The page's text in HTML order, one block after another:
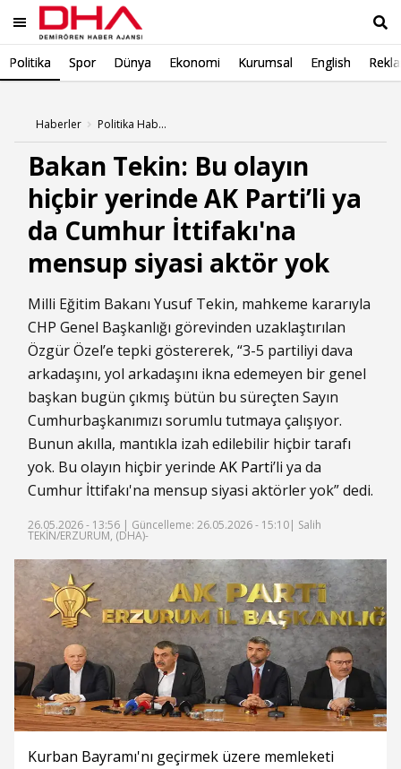
Politika Spor Dünya Ekonomi Kurumsal English
Haberler Politika Haberleri
Bakan Tekin: Bu olayın
hiçbir yerinde AK Parti’li ya
da Cumhur İttifakı'na
mensup siyasi aktör yok
Milli Eğitim Bakanı Yusuf Tekin, mahkeme kararıyla
CHP Genel Başkanlığı görevinden uzaklaştırılan
Özgür Özel’e tepki göstererek, “3-5 partiliyi dava
arkadaşını, yol arkadaşını ikna edemeyen bir genel
başkan bugün çıkmış bütün bu süreçten Sayın
Cumhurbaşkanımızı sorumlu tutmaya çalışıyor.
Bunun akılla, mantıkla izah edilebilir hiçbir tarafı
yok. Bu olayın hiçbir yerinde AK Parti’li ya da
Cumhur İttifakı'na mensup siyasi aktörler yok” dedi.
26.05.2026 - 13:56 | Güncelleme: 26.05.2026 - 15:10| Salih
TEKİN/ERZURUM, (DHA)-
Kurban Bayramı'nı geçirmek üzere memleketi